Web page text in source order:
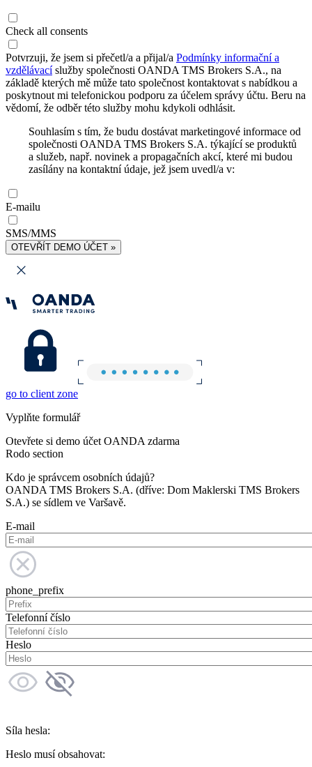
Check all consents
Potvrzuji, že jsem si přečetl/a a přijal/a Podmínky informační a
vzdělávacíslužby společnosti OANDA TMS Brokers S.A., na
základě kterých mě může tato společnost kontaktovat s nabídkou a
poskytnout mi telefonickou podporu za účelem správy účtu. Beru na
vědomí, že odběr této služby mohu kdykoli odhlásit.
Souhlasím s tím, že budu dostávat marketingové informace od
společnosti OANDA TMS Brokers S.A. týkající se produktů
a služeb, např. novinek a propagačních akcí, které mi budou
zasílány na kontaktní údaje, jež jsem uvedl/a v:
E-mailu
SMS/MMS
OTEVŘÍT DEMO ÚČET »
go to client zone
Vyplňte formulář
Otevřete si demo účet OANDA zdarma
Rodo section
Kdo je správcem osobních údajů?
OANDA TMS Brokers S.A. (dříve: Dom Maklerski TMS Brokers
S.A.) se sídlem ve Varšavě.
E-mail
phone_prefix
Telefonní číslo
Heslo
Síla hesla:
Heslo musí obsahovat: